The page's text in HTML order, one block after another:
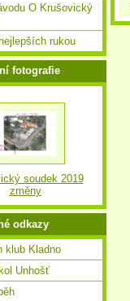
O Krušovický
rukou
fotografie
soudek 2019
změny
odkazy
klub Kladno
Unhošť